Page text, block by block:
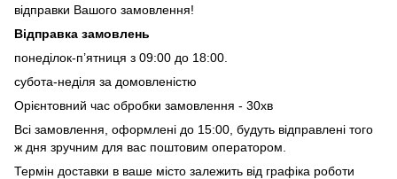
відправки Вашого замовлення!
Відправка замовлень
понеділок-п’ятниця з 09:00 до 18:00.
субота-неділя за домовленістю
Орієнтовний час обробки замовлення - 30хв
Всі замовлення, оформлені до 15:00, будуть відправлені того
ж дня зручним для вас поштовим оператором.
Термін доставки в ваше місто залежить від графіка роботи